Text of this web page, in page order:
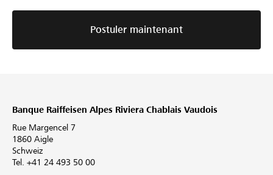
Postuler maintenant
Banque Raiffeisen Alpes Riviera Chablais Vaudois
Rue Margencel 7
1860 Aigle
Schweiz
Tel. +41 24 493 50 00